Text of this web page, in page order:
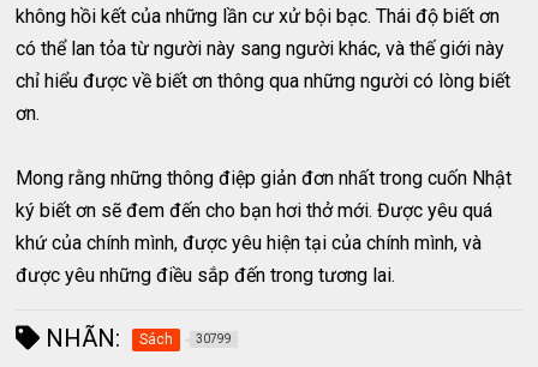
không hồi kết của những lần cư xử bội bạc. Thái độ biết ơn
có thể lan tỏa từ người này sang người khác, và thế giới này
chỉ hiểu được về biết ơn thông qua những người có lòng biết
ơn.
Mong rằng những thông điệp giản đơn nhất trong cuốn Nhật
ký biết ơn sẽ đem đến cho bạn hơi thở mới. Được yêu quá
khứ của chính mình, được yêu hiện tại của chính mình, và
được yêu những điều sắp đến trong tương lai.
NHÃN: Sách 30799